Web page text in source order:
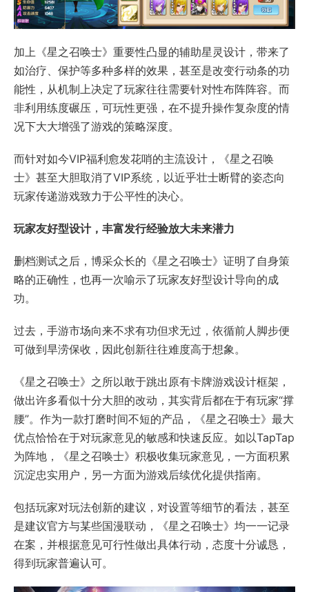
加上《星之召唤士》重要性凸显的辅助星灵设计，带来了
如治疗、保护等多种多样的效果，甚至是改变行动条的功
能性，从机制上决定了玩家往往需要针对性布阵阵容。而
非利用练度碾压，可玩性更强，在不提升操作复杂度的情
况下大大增强了游戏的策略深度。
而针对如今VIP福利愈发花哨的主流设计，《星之召唤
士》甚至大胆取消了VIP系统，以近乎壮士断臂的姿态向
玩家传递游戏致力于公平性的决心。
玩家友好型设计，丰富发行经验放大未来潜力
删档测试之后，博采众长的《星之召唤士》证明了自身策
略的正确性，也再一次喻示了玩家友好型设计导向的成
功。
过去，手游市场向来不求有功但求无过，依循前人脚步便
可做到旱涝保收，因此创新往往难度高于想象。
《星之召唤士》之所以敢于跳出原有卡牌游戏设计框架，
做出许多看似十分大胆的改动，其实背后都在于有玩家“撑
腰”。作为一款打磨时间不短的产品，《星之召唤士》最大
优点恰恰在于对玩家意见的敏感和快速反应。如以TapTap
为阵地，《星之召唤士》积极收集玩家意见，一方面积累
沉淀忠实用户，另一方面为游戏后续优化提供指南。
包括玩家对玩法创新的建议，对设置等细节的看法，甚至
是建议官方与某些国漫联动，《星之召唤士》均一一记录
在案，并根据意见可行性做出具体行动，态度十分诚恳，
得到玩家普遍认可。